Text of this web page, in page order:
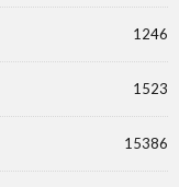
1246
1523
15386